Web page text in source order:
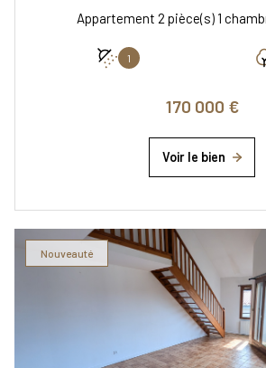
1
170 000 €
Voir le bien
Nouveauté